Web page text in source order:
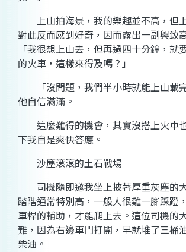
上山拍海景，我的樂趣並不高，但
對此反而感到好奇，因而露出一副興致
「我很想上山去，但再過四十分鐘，就
的火車，這樣來得及嗎？」
「沒問題，我們半小時就能上山載完
他自信滿滿。
這麼難得的機會，其實沒搭上火車
下我自是爽快答應。
沙塵滾滾的土石戰場
司機隨即邀我坐上披著厚重灰塵的
踏階通常特別高，一般人很難一腳踩蹬
車桿的輔助，才能爬上去。這位司機的
難，因為右邊車門打開，早就堆了三桶
柴油。